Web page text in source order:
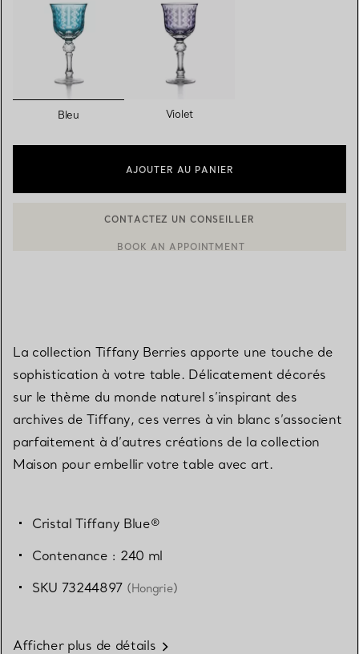
Bleu Violet
AJOUTER AU PANIER
La collection Tiffany Berries apporte une touche de
sophistication à votre table. Délicatement décorés
sur le thème du monde naturel s’inspirant des
archives de Tiffany, ces verres à vin blanc s’associent
parfaitement à d’autres créations de la collection
Maison pour embellir votre table avec art.
Cristal Tiffany Blue®
Contenance : 240 ml
SKU 73244897 (Hongrie)
Afficher plus de détails